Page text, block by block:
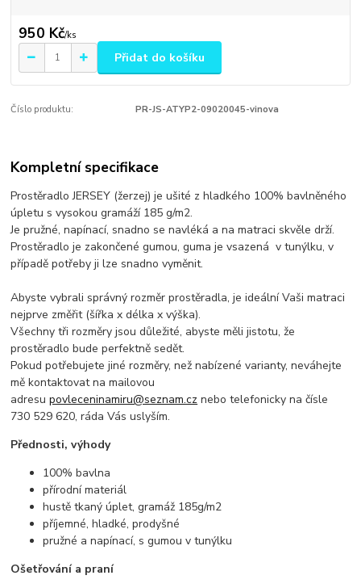
950 Kč/ks
Přidat do košíku
Číslo produktu: PR-JS-ATYP2-09020045-vinova
Kompletní specifikace
Prostěradlo JERSEY (žerzej) je ušité z hladkého 100% bavlněného
úpletu s vysokou gramáží 185 g/m2.
Je pružné, napínací, snadno se navléká a na matraci skvěle drží.
Prostěradlo je zakončené gumou, guma je vsazená v tunýlku, v
případě potřeby ji lze snadno vyměnit.
Abyste vybrali správný rozměr prostěradla, je ideální Vaši matraci
nejprve změřit (šířka x délka x výška).
Všechny tři rozměry jsou důležité, abyste měli jistotu, že
prostěradlo bude perfektně sedět.
Pokud potřebujete jiné rozměry, než nabízené varianty, neváhejte
mě kontaktovat na mailovou
adresupovleceninamiru@seznam.cz nebo telefonicky na čísle
730 529 620, ráda Vás uslyším.
Přednosti, výhody
100% bavlna
přírodní materiál
hustě tkaný úplet, gramáž 185g/m2
příjemné, hladké, prodyšné
pružné a napínací, s gumou v tunýlku
Ošetřování a praní